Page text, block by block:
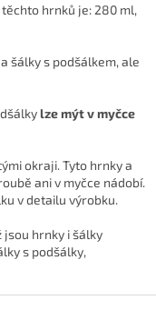
hrnků je: 280 ml,
šálky s podšálkem, ale
lze mýt v myčce
okraji. Tyto hrnky a
ani v myčce nádobí.
v detailu výrobku.
jsou hrnky i šálky
s podšálky,